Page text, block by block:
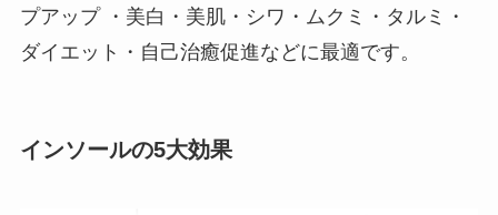
プアップ ・美白・美肌・シワ・ムクミ・タルミ・
ダイエット・自己治癒促進などに最適です。
インソールの5大効果